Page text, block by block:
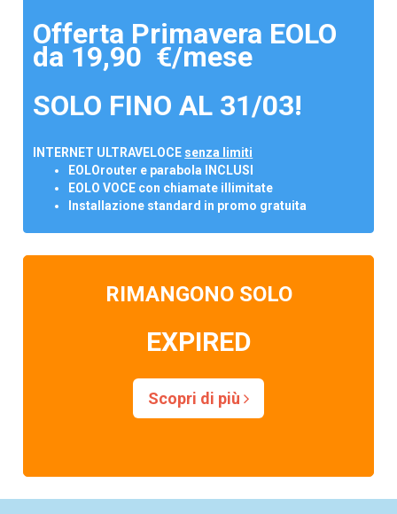
Offerta Primavera EOLO
da 19,90 €/mese
SOLO FINO AL 31/03!
INTERNET ULTRAVELOCE senza limiti
EOLOrouter e parabola INCLUSI
EOLO VOCE con chiamate illimitate
Installazione standard in promo gratuita
RIMANGONO SOLO
EXPIRED
Scopri di più